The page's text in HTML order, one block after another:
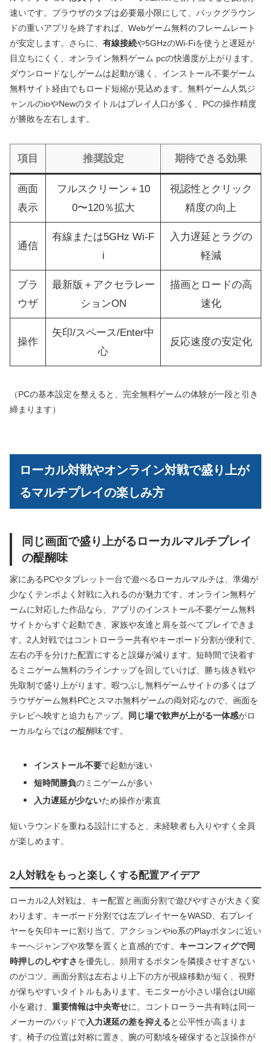
速いです。ブラウザのタブは必要最小限にして、バックグラウン
ドの重いアプリを終了すれば、Webゲーム無料のフレームレート
が安定します。さらに、 有線接続や5GHzのWi‑Fiを使うと遅延が
目立ちにくく、オンライン無料ゲーム pcの快適度が上がります。
ダウンロードなしゲームは起動が速く、インストール不要ゲーム
無料サイト経由でもロード短縮が見込めます。無料ゲーム人気ジ
ャンルのioやNewのタイトルはプレイ人口が多く、PCの操作精度
が勝敗を左右します。
項目 推奨設定 期待できる効果
画面
表示
フルスクリーン＋10
0〜120％拡大
視認性とクリック
精度の向上
通信
有線または5GHz Wi‑F
i
入力遅延とラグの
軽減
ブラ
ウザ
最新版＋アクセラレー
ションON
描画とロードの高
速化
操作
矢印/スペース/Enter中
心
反応速度の安定化
（PCの基本設定を整えると、完全無料ゲームの体験が一段と引き
締まります）
ローカル対戦やオンライン対戦で盛り上が
るマルチプレイの楽しみ方
同じ画面で盛り上がるローカルマルチプレイ
の醍醐味
家にあるPCやタブレット一台で遊べるローカルマルチは、準備が
少なくテンポよく対戦に入れるのが魅力です。オンライン無料ゲ
ームに対応した作品なら、アプリのインストール不要ゲーム無料
サイトからすぐ起動でき、家族や友達と肩を並べてプレイできま
す。2人対戦ではコントローラー共有やキーボード分割が便利で、
左右の手を分けた配置にすると誤爆が減ります。短時間で決着す
るミニゲーム無料のラインナップを回していけば、勝ち抜き戦や
先取制で盛り上がります。暇つぶし無料ゲームサイトの多くはブ
ラウザゲーム無料PCとスマホ無料ゲームの両対応なので、画面を
テレビへ映すと迫力もアップ。
同じ場で歓声が上がる一体感がロ
ーカルならではの醍醐味です。
インストール不要で起動が速い
短時間勝負のミニゲームが多い
入力遅延が少ないため操作が素直
短いラウンドを重ねる設計にすると、未経験者も入りやすく全員
が楽しめます。
2人対戦をもっと楽しくする配置アイデア
ローカル2人対戦は、キー配置と画面分割で遊びやすさが大きく変
わります。キーボード分割では左プレイヤーをWASD、右プレイ
ヤーを矢印キーに割り当て、アクションやio系のPlayボタンに近い
キーへジャンプや攻撃を置くと直感的です。 キーコンフィグで同
時押しのしやすさを優先し、頻用するボタンを隣接させすぎない
のがコツ。画面分割は左右より上下の方が視線移動が短く、視野
が保ちやすいタイトルもあります。モニターが小さい場合はUI縮
小を避け、 重要情報は中央寄せに。コントローラー共有時は同一
メーカーのパッドで入力遅延の差を抑えると公平性が高まりま
す。椅子の位置は対称に置き、腕の可動域を確保すると誤操作が